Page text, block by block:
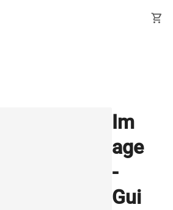
shopping_cart
Im
age
-
Gui